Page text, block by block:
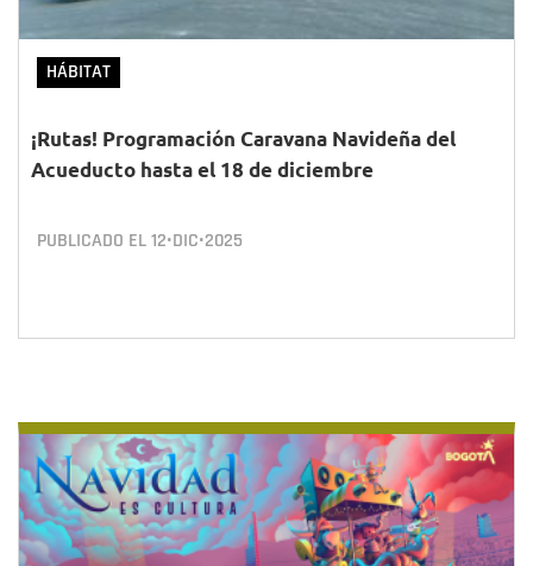
HÁBITAT
¡Rutas! Programación Caravana Navideña del
Acueducto hasta el 18 de diciembre
PUBLICADO EL12•DIC•2025